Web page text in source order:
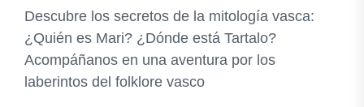
Descubre los secretos de la mitología vasca:
¿Quién es Mari? ¿Dónde está Tartalo?
Acompáñanos en una aventura por los
laberintos del folklore vasco